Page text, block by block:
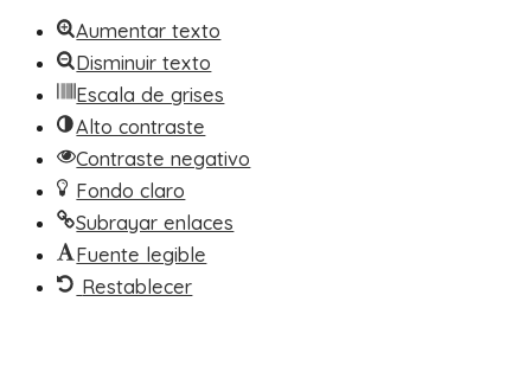
Aumentar texto
Disminuir texto
Escala de grises
Alto contraste
Contraste negativo
Fondo claro
Subrayar enlaces
Fuente legible
Restablecer